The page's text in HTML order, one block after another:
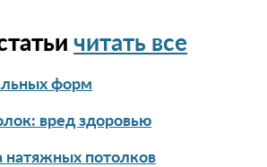
читать все
форм
вред здоровью
потолков